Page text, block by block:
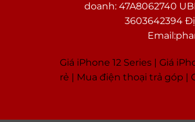
doanh: 47A8062740
3603642394
Giá iPhone 12 Series | Giá
rẻ
Mua điện thoại trả góp